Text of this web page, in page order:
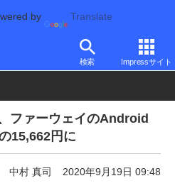
by Translate
検索 Impressサイト
/スマートフォン タブレット
ファーウェイのAndroid
15,662円に
中村 真司 2020年9月19日 09:48